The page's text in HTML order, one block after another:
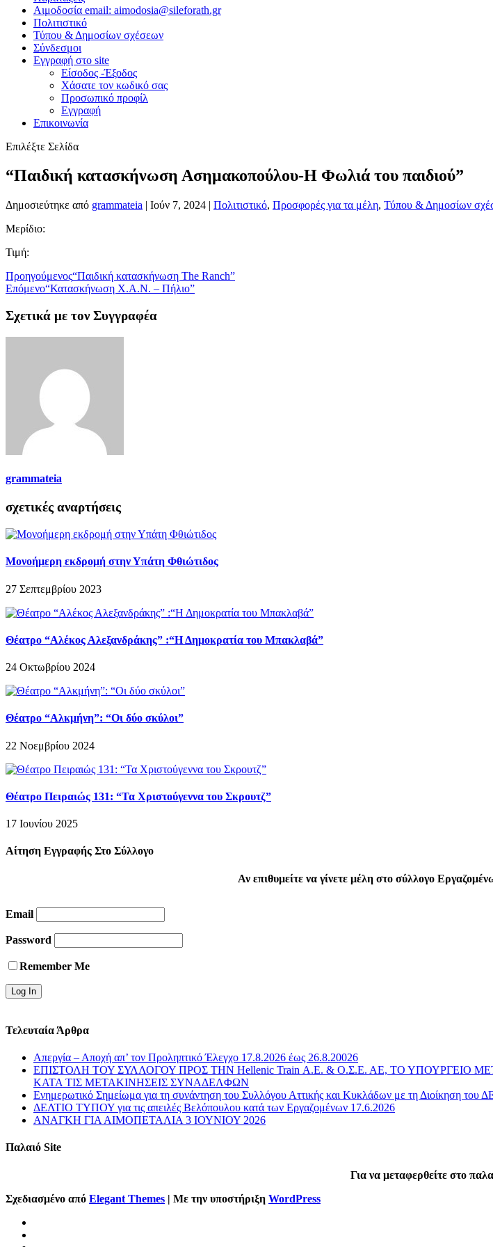
Αιμοδοσία email: aimodosia@sileforath.gr
Πολιτιστικό
Τύπου & Δημοσίων σχέσεων
Σύνδεσμοι
Εγγραφή στο site
Είσοδος -Έξοδος
Χάσατε τον κωδικό σας
Προσωπικό προφίλ
Εγγραφή
Επικοινωνία
Επιλέξτε Σελίδα
“Παιδική κατασκήνωση Ασημακοπούλου-Η Φωλιά του παιδιού”
Δημοσιεύτηκε από grammateia | Ιούν 7, 2024 | Πολιτιστικό, Προσφορές για τα μέλη, Τύπου & Δημοσίων
Μερίδιο:
Τιμή:
Προηγούμενος“Παιδική κατασκήνωση The Ranch”
Επόμενο“Κατασκήνωση Χ.Α.Ν. – Πήλιο”
Σχετικά με τον Συγγραφέα
grammateia
σχετικές αναρτήσεις
Μονοήμερη εκδρομή στην Υπάτη Φθιώτιδος
27 Σεπτεμβρίου 2023
Θέατρο “Αλέκος Αλεξανδράκης” :“Η Δημοκρατία του Μπακλαβά”
24 Οκτωβρίου 2024
Θέατρο “Αλκμήνη”: “Οι δύο σκύλοι”
22 Νοεμβρίου 2024
Θέατρο Πειραιώς 131: “Τα Χριστούγεννα του Σκρουτζ”
17 Ιουνίου 2025
Αίτηση Εγγραφής Στο Σύλλογο
Αν επιθυμείτε να γίνετε μέλη στο σύλλογο
Email
Password
Remember Me
Τελευταία Άρθρα
Απεργία – Αποχή απ’ τον Προληπτικό Έλεγχο 17.8.2026 έως 26.8.20026
ΕΠΙΣΤΟΛΗ ΤΟΥ ΣΥΛΛΟΓΟΥ ΠΡΟΣ ΤΗΝ Hellenic Train Α.Ε. & Ο.Σ.Ε. ΑΕ, ΤΟ
ΚΑΤΑ ΤΙΣ ΜΕΤΑΚΙΝΗΣΕΙΣ ΣΥΝΑΔΕΛΦΩΝ
Ενημερωτικό Σημείωμα για τη συνάντηση του Συλλόγου Αττικής και Κυκλάδων με τη Διοίκηση του
ΔΕΛΤΙΟ ΤΥΠΟΥ για τις απειλές Βελόπουλου κατά των Εργαζομένων 17.6.2026
ΑΝΑΓΚΗ ΓΙΑ ΑΙΜΟΠΕΤΑΛΙΑ 3 ΙΟΥΝΙΟΥ 2026
Παλαιό Site
Για να μεταφερθείτε στο
Σχεδιασμένο από Elegant Themes | Με την υποστήριξη WordPress